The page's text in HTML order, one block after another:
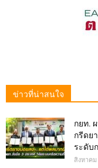
ข่าวที่น่าสนใจ
กยท.
กรีดย
ระดับ
สิงหาคม